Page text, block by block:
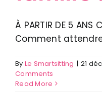
À PARTIR DE 5 ANS
Comment attendre
By Le Smartsitting | 21
Comments
Read More